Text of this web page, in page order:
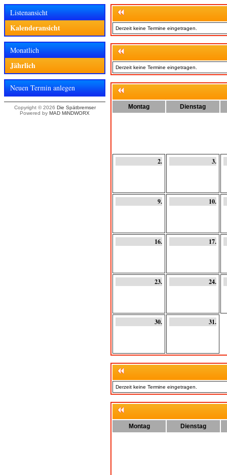
Listenansicht
Kalenderansicht
Monatlich
Jährlich
Neuen Termin anlegen
Copyright © 2026 Die Spätbremser
Powered by MAD MiNDWORX
Derzeit keine Termine eingetragen.
Derzeit keine Termine eingetragen.
Montag Dienstag
2. 3.
9. 10.
16. 17.
23. 24.
30. 31.
Derzeit keine Termine eingetragen.
Montag Dienstag